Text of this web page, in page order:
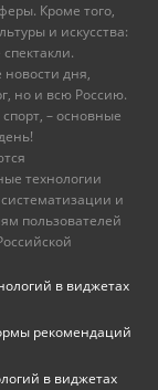
Кроме того,
и искусства:
новости дня,
но и всю Россию.
– основные
технологии
и
пользователей
в виджетах
рекомендаций
в виджетах